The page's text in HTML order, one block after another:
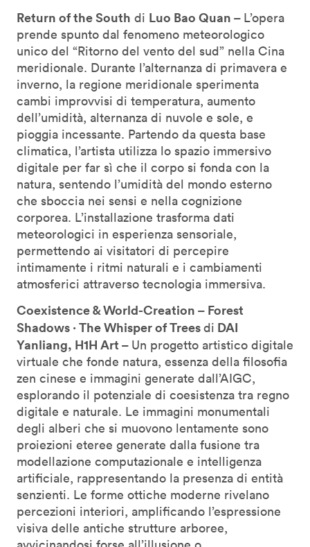
Return of the South di Luo Bao Quan – L’opera
prende spunto dal fenomeno meteorologico
unico del “Ritorno del vento del sud” nella Cina
meridionale. Durante l’alternanza di primavera e
inverno, la regione meridionale sperimenta
cambi improvvisi di temperatura, aumento
dell’umidità, alternanza di nuvole e sole, e
pioggia incessante. Partendo da questa base
climatica, l’artista utilizza lo spazio immersivo
digitale per far sì che il corpo si fonda con la
natura, sentendo l’umidità del mondo esterno
che sboccia nei sensi e nella cognizione
corporea. L’installazione trasforma dati
meteorologici in esperienza sensoriale,
permettendo ai visitatori di percepire
intimamente i ritmi naturali e i cambiamenti
atmosferici attraverso tecnologia immersiva.
Coexistence & World-Creation – Forest
Shadows · The Whisper of Treesdi DAI
Yanliang, H1H Art – Un progetto artistico digitale
virtuale che fonde natura, essenza della filosofia
zen cinese e immagini generate dall’AIGC,
esplorando il potenziale di coesistenza tra regno
digitale e naturale. Le immagini monumentali
degli alberi che si muovono lentamente sono
proiezioni eteree generate dalla fusione tra
modellazione computazionale e intelligenza
artificiale, rappresentando la presenza di entità
senzienti. Le forme ottiche moderne rivelano
percezioni interiori, amplificando l’espressione
visiva delle antiche strutture arboree,